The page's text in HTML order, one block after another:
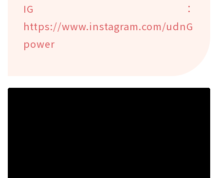
IG：
https://www.instagram.com/udnG
power